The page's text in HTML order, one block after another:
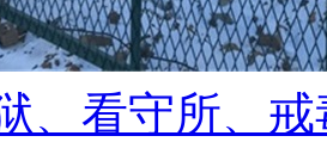
、看守所、